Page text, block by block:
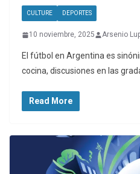
CULTURE DEPORTES
10 noviembre, 2025 Arsenio
El fútbol en Argentina es
cocina, discusiones en las
Read More